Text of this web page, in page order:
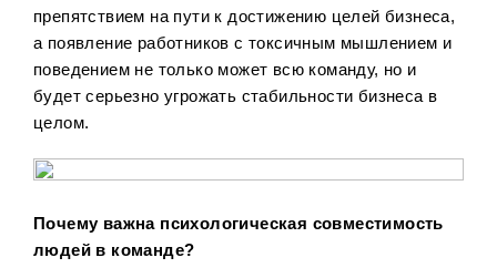
препятствием на пути к достижению целей бизнеса,
а появление работников с токсичным мышлением и
поведением не только может всю команду, но и
будет серьезно угрожать стабильности бизнеса в
целом.
Почему важна психологическая совместимость
людей в команде?